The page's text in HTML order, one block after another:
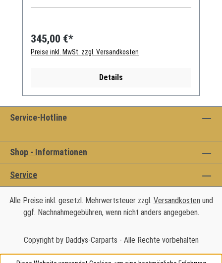
345,00 €*
Preise inkl. MwSt. zzgl. Versandkosten
Details
Service-Hotline
Shop - Informationen
Service
Alle Preise inkl. gesetzl. Mehrwertsteuer zzgl. Versandkosten und
ggf. Nachnahmegebühren, wenn nicht anders angegeben.
Copyright by Daddys-Carparts - Alle Rechte vorbehalten